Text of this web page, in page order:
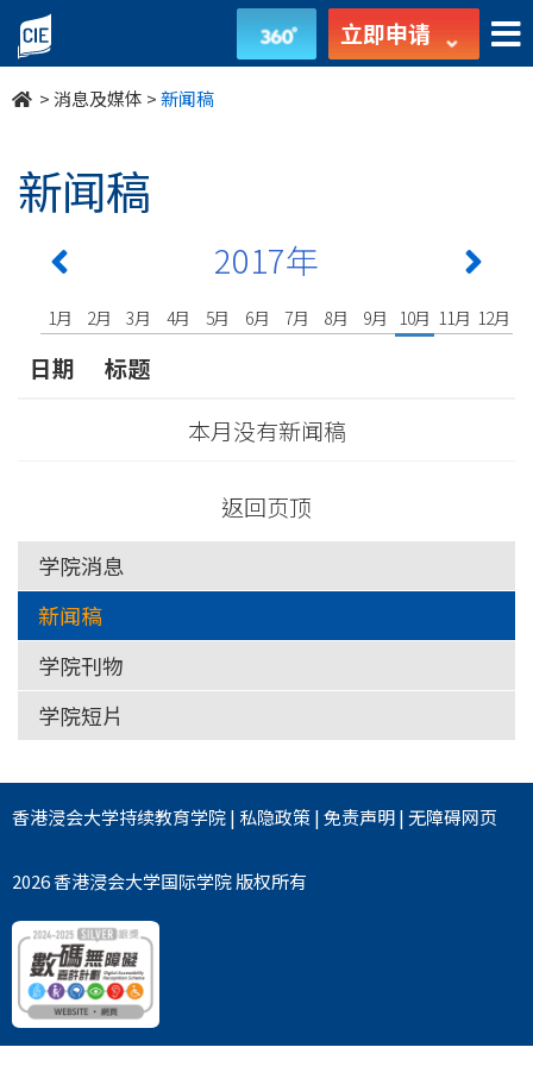
undefined 立即申请
>消息及媒体 >新闻稿
新闻稿
2017年
1月 2月 3月 4月 5月 6月 7月 8月 9月 10月 11月 12月
日期
标题
本月没有新闻稿
返回页顶
学院消息
新闻稿
学院刊物
学院短片
香港浸会大学持续教育学院| 私隐政策|免责声明|无障碍网页
2026 香港浸会大学国际学院 版权所有